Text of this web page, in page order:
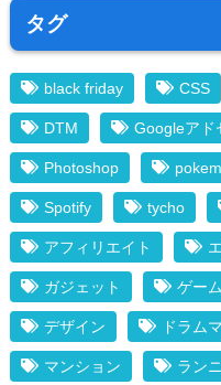
タグ
black friday CSS
DTM Googleアド
Photoshop
Spotify tycho
アフィリエイト
ガジェット ゲーム
デザイン ドラム
マンション ラン